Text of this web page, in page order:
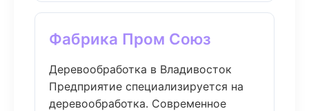
Фабрика Пром Союз
Деревообработка в Владивосток
Предприятие специализируется на
деревообработка. Современное